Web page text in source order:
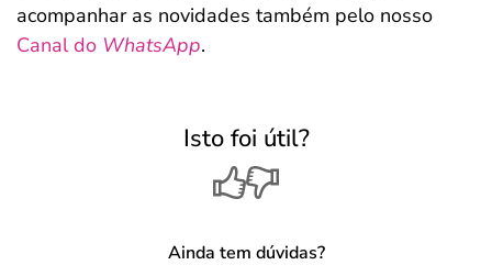
acompanhar as novidades também pelo nosso
Canal do WhatsApp.
Isto foi útil?
Ainda tem dúvidas?